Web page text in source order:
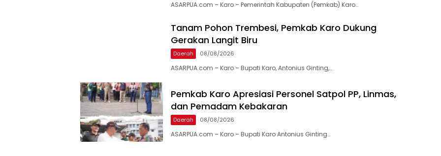
ASARPUA.com – Karo – Pemerintah Kabupaten (Pemkab) Karo…
Tanam Pohon Trembesi, Pemkab Karo Dukung
Gerakan Langit Biru
Daerah 08/08/2026
ASARPUA.com – Karo – Bupati Karo, Antonius Ginting,…
Pemkab Karo Apresiasi Personel Satpol PP, Linmas,
dan Pemadam Kebakaran
Daerah 08/08/2026
ASARPUA.com – Karo – Bupati Karo Antonius Ginting…